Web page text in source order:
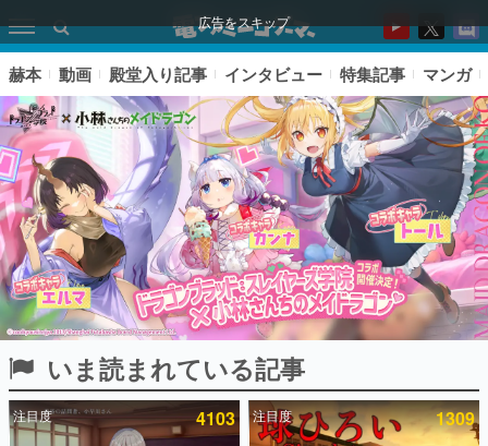
広告をスキップ
ピックアップ
電ファミのいま読まれている記事ランキング
赫本 動画 殿堂入り記事 インタビュー 特集記事 マンガ
いま読まれている記事
注目度 4103 注目度 1309